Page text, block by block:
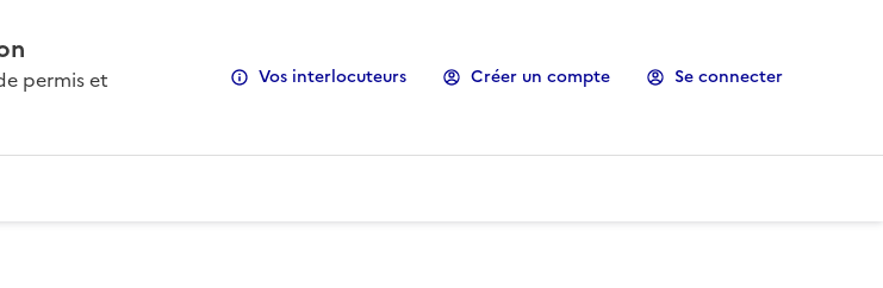
permis et
Vos interlocuteurs Créer un compte Se connecter